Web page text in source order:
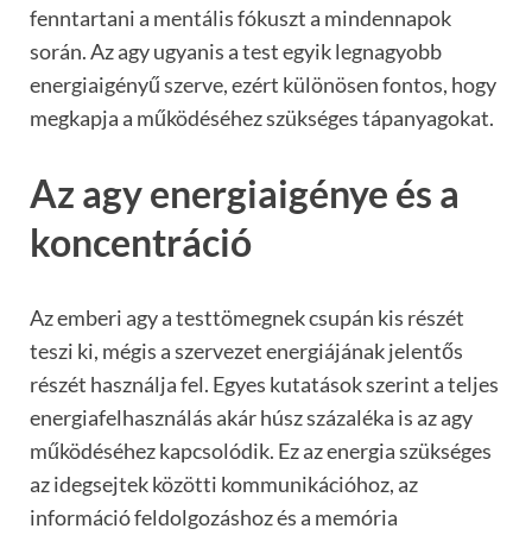
fenntartani a mentális fókuszt a mindennapok
során. Az agy ugyanis a test egyik legnagyobb
energiaigényű szerve, ezért különösen fontos, hogy
megkapja a működéséhez szükséges tápanyagokat.
Az agy energiaigénye és a
koncentráció
Az emberi agy a testtömegnek csupán kis részét
teszi ki, mégis a szervezet energiájának jelentős
részét használja fel. Egyes kutatások szerint a teljes
energiafelhasználás akár húsz százaléka is az agy
működéséhez kapcsolódik. Ez az energia szükséges
az idegsejtek közötti kommunikációhoz, az
információ feldolgozáshoz és a memória